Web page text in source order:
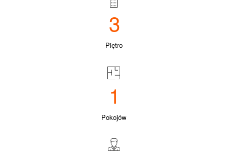
3
Piętro
1
Pokojów